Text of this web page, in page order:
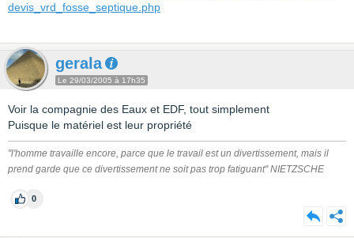
devis_vrd_fosse_septique.php
gerala
Le 29/03/2005 à 17h35
Voir la compagnie des Eaux et EDF, tout simplement
Puisque le matériel est leur propriété
"l'homme travaille encore, parce que le travail est un divertissement, mais il
prend garde que ce divertissement ne soit pas trop fatiguant" NIETZSCHE
0